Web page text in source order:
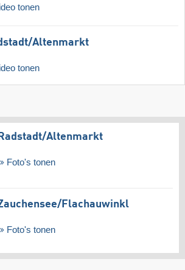
tonen
​Altenmarkt
tonen
Radstadt/​Altenmarkt
Foto's tonen
​Flachauwinkl
Foto's tonen